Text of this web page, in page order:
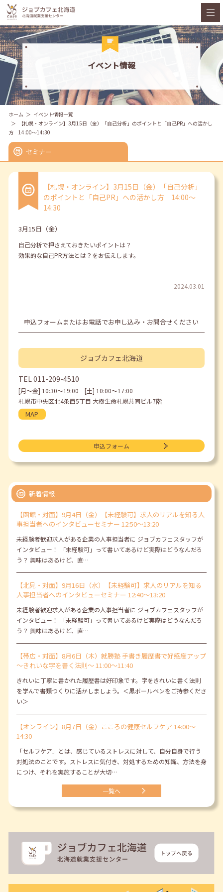
イベント情報
ホーム
イベント情報一覧
【札幌・オンライン】3月15日（金）「自己分析」のポイントと「自己PR」への活かし
方 14:00～14:30
セミナー
【札幌・オンライン】3月15日（金）「自己分析」
のポイントと「自己PR」への活かし方 14:00～
14:30
3月15日（金）
自己分析で押さえておきたいポイントは？
効果的な自己PR方法とは？をお伝えします。
2024.03.01
申込フォームまたはお電話でお申し込み・お問合せください
ジョブカフェ北海道
TEL011-209-4510
[月〜金] 10:30〜19:00 [土] 10:00〜17:00
札幌市中央区北4条西5丁目 大樹生命札幌共同ビル7階
MAP
申込フォーム
新着情報
【函館・対面】9月4日（金）【未経験可】求人のリアルを知る人
事担当者へのインタビューセミナー 12:50～13:20
未経験者歓迎求人がある企業の人事担当者に ジョブカフェスタッフが
インタビュー！ 「未経験可」って書いてあるけど実際はどうなんだろ
う？ 興味はあるけど、直…
【北見・対面】9月16日（水）【未経験可】求人のリアルを知る
人事担当者へのインタビューセミナー 12:40～13:20
未経験者歓迎求人がある企業の人事担当者に ジョブカフェスタッフが
インタビュー！ 「未経験可」って書いてあるけど実際はどうなんだろ
う？ 興味はあるけど、直…
【帯広・対面】8月6日（木）就勝塾 手書き履歴書で好感度アップ
～きれいな字を書く法則～ 11:00～11:40
きれいに丁寧に書かれた履歴書は好印象です。字をきれいに書く法則
を学んで書類つくりに活かしましょう。＜黒ボールペンをご持参くださ
い＞
【オンライン】8月7日（金）こころの健康セルフケア 14:00～
14:30
「セルフケア」とは、感じているストレスに対して、自分自身で行う
対処法のことです。ストレスに気付き、対処するための知識、方法を身
につけ、それを実施することが大切…
一覧へ